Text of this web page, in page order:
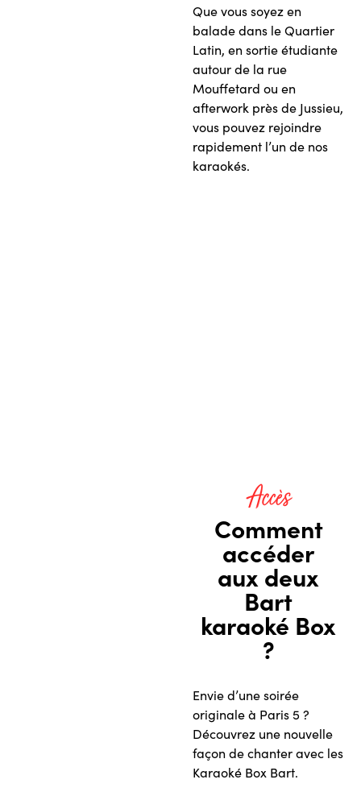
Que vous soyez en
balade dans le Quartier
Latin, en sortie étudiante
autour de la rue
Mouffetard ou en
afterwork près de Jussieu,
vous pouvez rejoindre
rapidement l’un de nos
karaokés.
Accès
Comment
accéder
aux deux
Bart
karaoké Box
?
Envie d’une soirée
originale à Paris 5 ?
Découvrez une nouvelle
façon de chanter avec les
Karaoké Box Bart.